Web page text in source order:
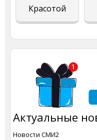
Красотой
Актуальные
Новости СМИ2